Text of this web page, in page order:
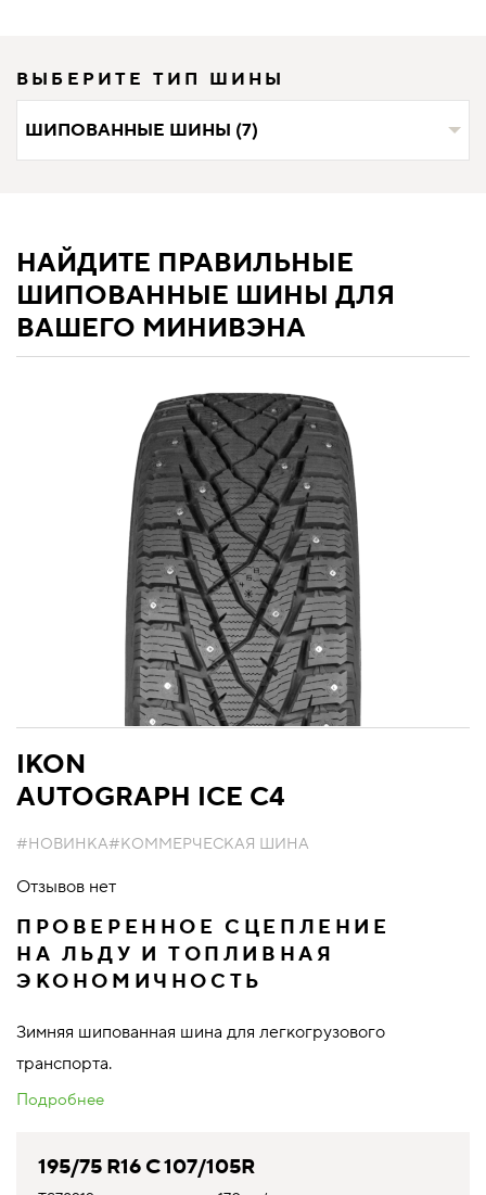
ВЫБЕРИТЕ ТИП ШИНЫ
ШИПОВАННЫЕ ШИНЫ (7)
НАЙДИТЕ ПРАВИЛЬНЫЕ
ШИПОВАННЫЕ ШИНЫ ДЛЯ
ВАШЕГО МИНИВЭНА
IKON
AUTOGRAPH ICE C4
#НОВИНКА#КОММЕРЧЕСКАЯ ШИНА
Отзывов нет
ПРОВЕРЕННОЕ СЦЕПЛЕНИЕ
НА ЛЬДУ И ТОПЛИВНАЯ
ЭКОНОМИЧНОСТЬ
Зимняя шипованная шина для легкогрузового
транспорта.
Подробнее
195/75 R16 C 107/105R